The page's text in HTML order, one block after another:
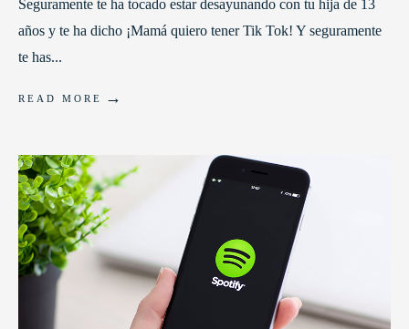
Seguramente te ha tocado estar desayunando con tu hija de 13
años y te ha dicho ¡Mamá quiero tener Tik Tok! Y seguramente
te has...
READ MORE →